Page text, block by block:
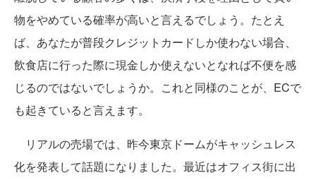
物をやめている確率が高いと言えるでしょう。たとえ
ば、あなたが普段クレジットカードしか使わない場合、
飲食店に行った際に現金しか使えないとなれば不便を感
じるのではないでしょうか。これと同様のことが、ECで
も起きていると言えます。
リアルの売場では、昨今東京ドームがキャッシュレス
化を発表して話題になりました。最近はオフィス街に出